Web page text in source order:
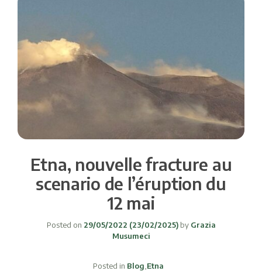
Etna, nouvelle fracture au
scenario de l’éruption du
12 mai
Posted on 29/05/2022 (23/02/2025) byGrazia
Musumeci
Posted in Blog Etna